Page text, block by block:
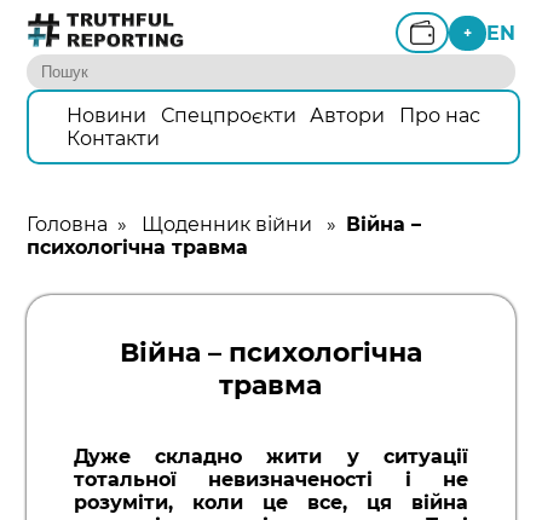
+ EN
Новини Спецпроєкти Автори
Про нас
Контакти
Головна » Щоденник війни » Війна –
психологічна травма
Війна – психологічна
травма
Дуже складно жити у ситуації
тотальної невизначеності і не
розуміти, коли це все, ця війна